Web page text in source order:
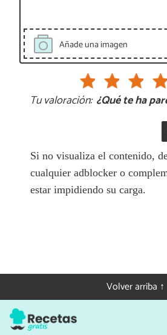
Añade una imagen
Tu valoración: ¿Qué te ha
Si no visualiza el contenido,
cualquier adblocker o
estar impidiendo su carga.
Volver arriba ↑